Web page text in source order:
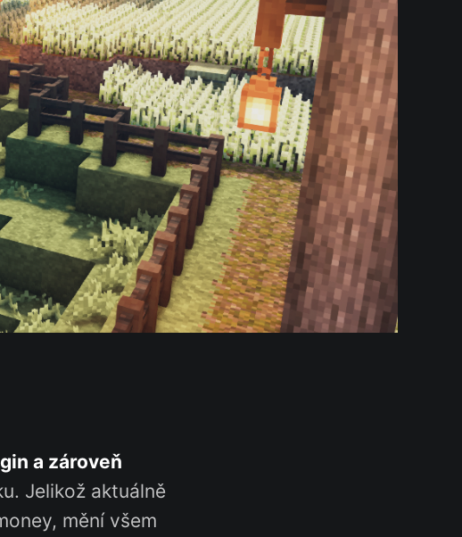
a zároveň
Jelikož aktuálně
mění všem